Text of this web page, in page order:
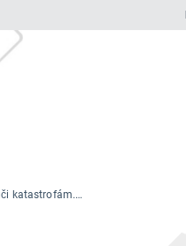
Budování odolnosti vůči katastrofám.pdf